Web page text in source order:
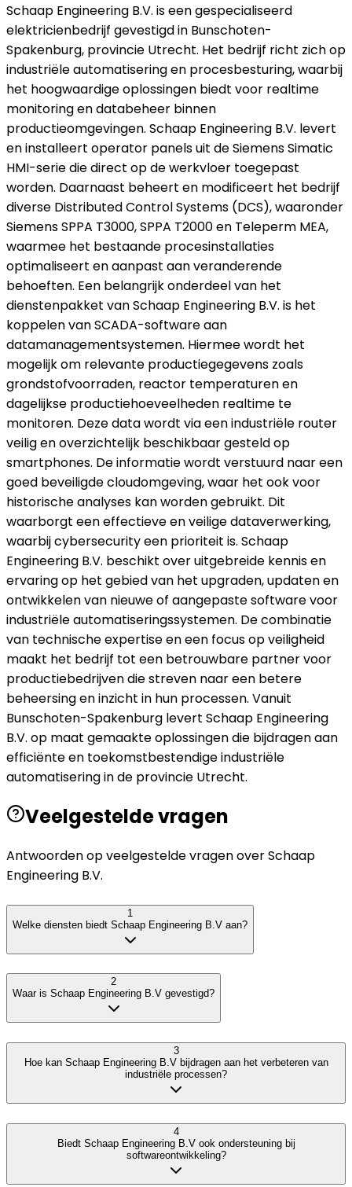
Schaap Engineering B.V. is een gespecialiseerd
elektricienbedrijf gevestigd in Bunschoten-
Spakenburg, provincie Utrecht. Het bedrijf richt zich op
industriële automatisering en procesbesturing, waarbij
het hoogwaardige oplossingen biedt voor realtime
monitoring en databeheer binnen
productieomgevingen. Schaap Engineering B.V. levert
en installeert operator panels uit de Siemens Simatic
HMI-serie die direct op de werkvloer toegepast
worden. Daarnaast beheert en modificeert het bedrijf
diverse Distributed Control Systems (DCS), waaronder
Siemens SPPA T3000, SPPA T2000 en Teleperm MEA,
waarmee het bestaande procesinstallaties
optimaliseert en aanpast aan veranderende
behoeften. Een belangrijk onderdeel van het
dienstenpakket van Schaap Engineering B.V. is het
koppelen van SCADA-software aan
datamanagementsystemen. Hiermee wordt het
mogelijk om relevante productiegegevens zoals
grondstofvoorraden, reactor temperaturen en
dagelijkse productiehoeveelheden realtime te
monitoren. Deze data wordt via een industriële router
veilig en overzichtelijk beschikbaar gesteld op
smartphones. De informatie wordt verstuurd naar een
goed beveiligde cloudomgeving, waar het ook voor
historische analyses kan worden gebruikt. Dit
waarborgt een effectieve en veilige dataverwerking,
waarbij cybersecurity een prioriteit is. Schaap
Engineering B.V. beschikt over uitgebreide kennis en
ervaring op het gebied van het upgraden, updaten en
ontwikkelen van nieuwe of aangepaste software voor
industriële automatiseringssystemen. De combinatie
van technische expertise en een focus op veiligheid
maakt het bedrijf tot een betrouwbare partner voor
productiebedrijven die streven naar een betere
beheersing en inzicht in hun processen. Vanuit
Bunschoten-Spakenburg levert Schaap Engineering
B.V. op maat gemaakte oplossingen die bijdragen aan
efficiënte en toekomstbestendige industriële
automatisering in de provincie Utrecht.
Veelgestelde vragen
Antwoorden op veelgestelde vragen overSchaap
Engineering B.V.
1
Welke diensten biedt Schaap Engineering B.V aan?
2
Waar is Schaap Engineering B.V gevestigd?
3
Hoe kan Schaap Engineering B.V bijdragen aan het verbeteren van
industriële processen?
4
Biedt Schaap Engineering B.V ook ondersteuning bij
softwareontwikkeling?